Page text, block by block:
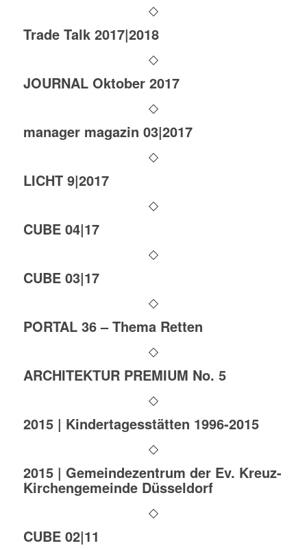
Trade Talk 2017|2018
JOURNAL Oktober 2017
manager magazin 03|2017
LICHT 9|2017
CUBE 04|17
CUBE 03|17
PORTAL 36 – Thema Retten
ARCHITEKTUR PREMIUM No. 5
2015 | Kindertagesstätten 1996-2015
2015 | Gemeindezentrum der Ev. Kreuz-
Kirchengemeinde Düsseldorf
CUBE 02|11